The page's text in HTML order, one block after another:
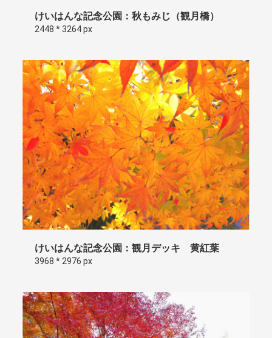
けいはんな記念公園：秋もみじ（観月橋）
2448 * 3264 px
けいはんな記念公園：観月デッキ 黄紅葉
3968 * 2976 px